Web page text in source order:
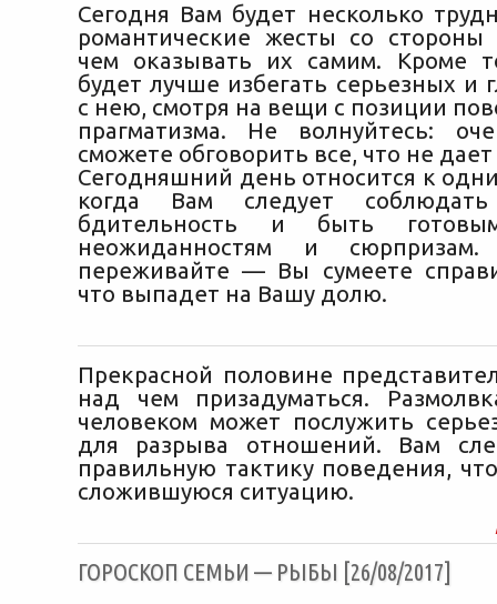
Сегодня Вам будет несколько
романтические жесты со стороны
чем оказывать их самим. Кроме
будет лучше избегать серьезных и
с нею, смотря на вещи с позиции
прагматизма. Не волнуйтесь:
сможете обговорить все, что не
Сегодняшний день относится к
когда Вам следует
бдительность и быть
неожиданностям и
переживайте — Вы сумеете
что выпадет на Вашу долю.
Прекрасной половине
над чем призадуматься.
человеком может послужить
для разрыва отношений. Вам
правильную тактику поведения,
сложившуюся ситуацию.
ГОРОСКОП СЕМЬИ — РЫБЫ [26/08/2017]